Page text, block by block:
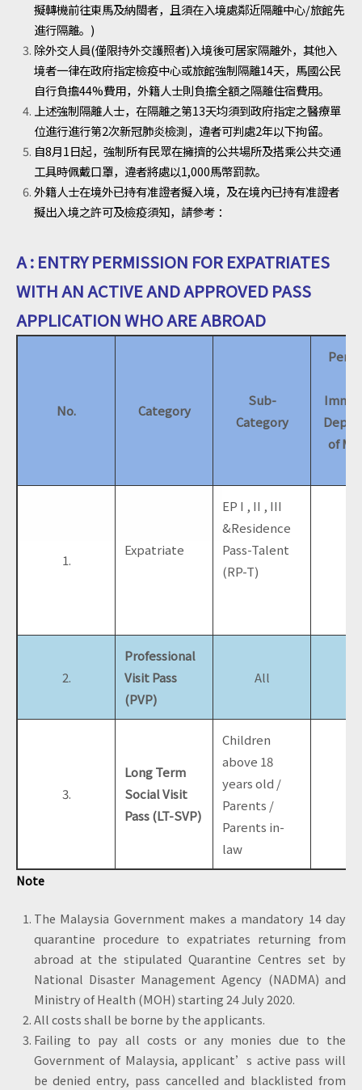
擬轉機前往東馬及納閩者，且須在入境處鄰近隔離中心/旅館先
進行隔離。)
除外交人員(僅限持外交護照者)入境後可居家隔離外，其他入
境者一律在政府指定檢疫中心或旅館強制隔離14天，馬國公民
自行負擔44%費用，外籍人士則負擔全額之隔離住宿費用。
上述強制隔離人士，在隔離之第13天均須到政府指定之醫療單
位進行進行第2次新冠肺炎檢測，違者可判處2年以下拘留。
自8月1日起，強制所有民眾在擁擠的公共場所及搭乘公共交通
工具時佩戴口罩，違者將處以1,000馬幣罰款。
外籍人士在境外已持有准證者擬入境，及在境內已持有准證者
擬出入境之許可及檢疫須知，請參考 ：
A : ENTRY PERMISSION FOR EXPATRIATES
WITH AN ACTIVE AND APPROVED PASS
APPLICATION WHO ARE ABROAD
No. Category
Sub-
Category
of
1.
Expatriate
EP I , II , III
&Residence
Pass-Talent
(RP-T)
2.
Professional
Visit Pass
(PVP)
All
3.
Long Term
Social Visit
Pass (LT-SVP)
Children
above 18
years old /
Parents /
Parents in-
law
Note
The Malaysia Government makes a mandatory 14 day
quarantine procedure to expatriates returning from
abroad at the stipulated Quarantine Centres set by
National Disaster Management Agency (NADMA) and
Ministry of Health (MOH) starting 24 July 2020.
All costs shall be borne by the applicants.
Failing to pay all costs or any monies due to the
Government of Malaysia, applicant’s active pass will
be denied entry, pass cancelled and blacklisted from